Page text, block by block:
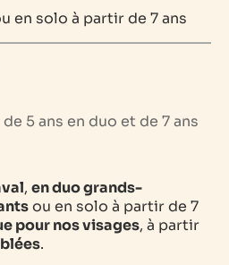
en solo à partir de 7 ans
5 ans en duo et de 7 ans
, en duo grands-
ou en solo à partir de 7
pour nos visages, à partir
.